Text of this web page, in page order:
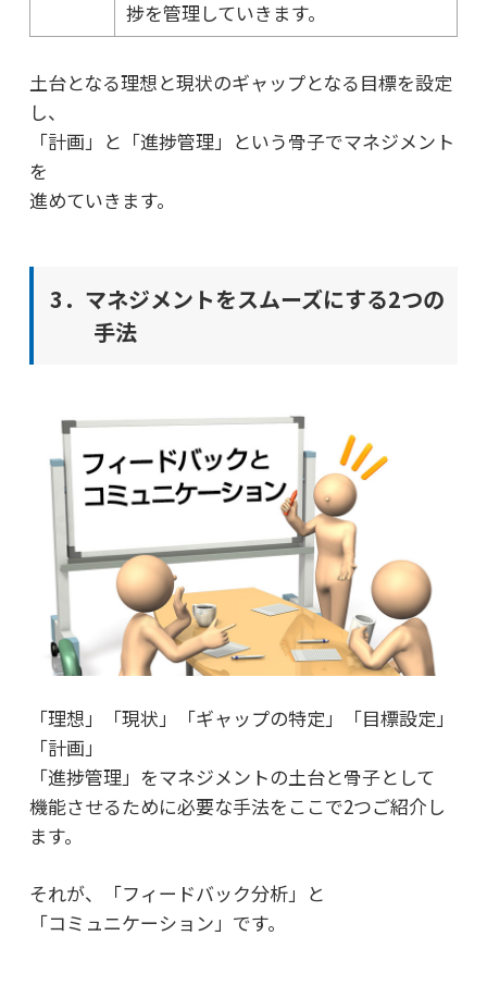
捗を管理していきます。
土台となる理想と現状のギャップとなる目標を設定
し、
「計画」と「進捗管理」という骨子でマネジメント
を
進めていきます。
3．マネジメントをスムーズにする2つの
手法
「理想」「現状」「ギャップの特定」「目標設定」
「計画」
「進捗管理」をマネジメントの土台と骨子として
機能させるために必要な手法をここで2つご紹介し
ます。
それが、「フィードバック分析」と
「コミュニケーション」です。